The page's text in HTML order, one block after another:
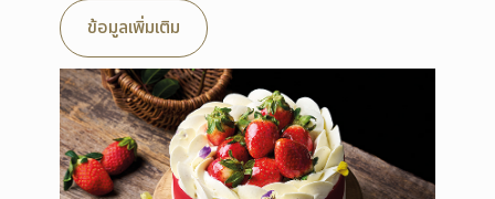
ข้อมูลเพิ่มเติม